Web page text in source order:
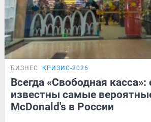
БИЗНЕС КРИЗИС-2026
Всегда «Свободная касса»:
известны самые
McDonald's в России